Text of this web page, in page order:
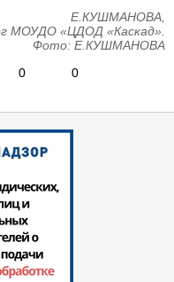
Е.КУШМАНОВА,
МОУДО «ЦДОД «Каскад».
Фото: Е.КУШМАНОВА
0
0